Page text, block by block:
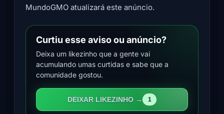
MundoGMO atualizará este anúncio.
Curtiu esse aviso ou anúncio?
Deixa um likezinho que a gente vai
acumulando umas curtidas e sabe que a
comunidade gostou.
DEIXAR LIKEZINHO → 1